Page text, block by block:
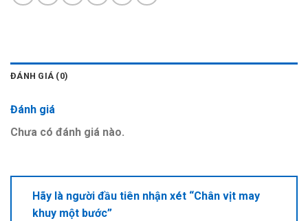
ĐÁNH GIÁ (0)
Đánh giá
Chưa có đánh giá nào.
Hãy là người đầu tiên nhận xét “Chân vịt may
khuy một bước”